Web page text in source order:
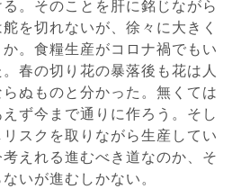
。そのことを肝に銘じながら
を切れないが、徐々に大きく
。食糧生産がコロナ禍でもい
春の切り花の暴落後も花は人
ぬものと分かった。無くては
ず今まで通りに作ろう。そし
スクを取りながら生産してい
えれる進むべき道なのか、そ
いが進むしかない。